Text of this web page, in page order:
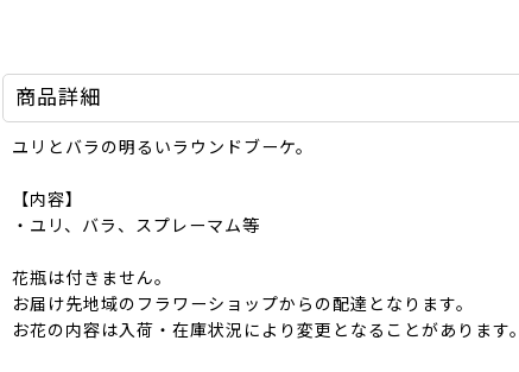
商品詳細
ユリとバラの明るいラウンドブーケ。
【内容】
・ユリ、バラ、スプレーマム等
花瓶は付きません。
お届け先地域のフラワーショップからの配達となります。
お花の内容は入荷・在庫状況により変更となることがあります。